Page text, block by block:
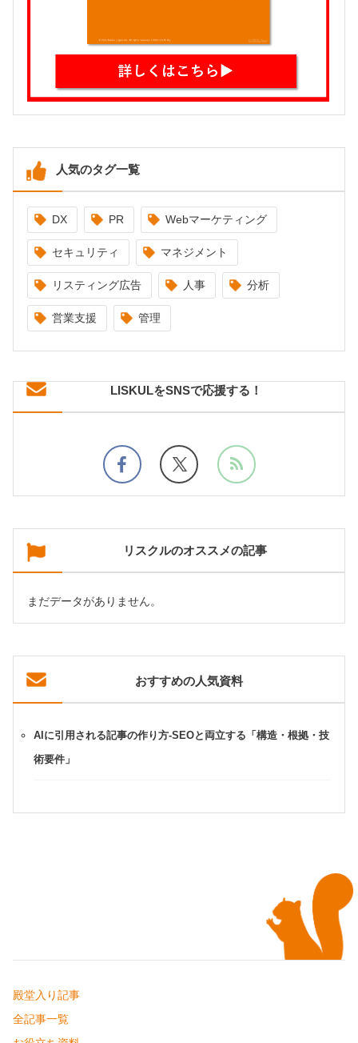
人気のタグ一覧
DX PR Webマーケティング
セキュリティ マネジメント
リスティング広告 人事 分析
営業支援 管理
LISKULをSNSで応援する！
リスクルのオススメの記事
まだデータがありません。
おすすめの人気資料
AIに引用される記事の作り方-SEOと両立する「構造・根拠・技
術要件」
殿堂入り記事
全記事一覧